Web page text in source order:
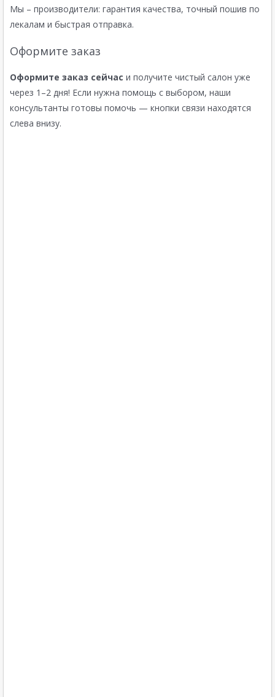
Мы – производители: гарантия качества, точный пошив по
лекалам и быстрая отправка.
Оформите заказ
Оформите заказ сейчас и получите чистый салон уже
через 1–2 дня! Если нужна помощь с выбором, наши
консультанты готовы помочь — кнопки связи находятся
слева внизу.